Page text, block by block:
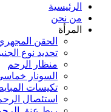
الرئيسية
من نحن
المرأة
الحقن
تحديد نوع
منظار الرحم
السونار خماسي
تكيسات
استئصال